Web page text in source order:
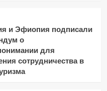
и Эфиопия подписали
о
для
сотрудничества в